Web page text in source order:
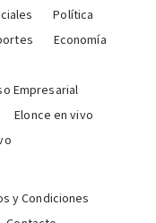
Política
Economía
Empresarial
Elonce en vivo
y Condiciones